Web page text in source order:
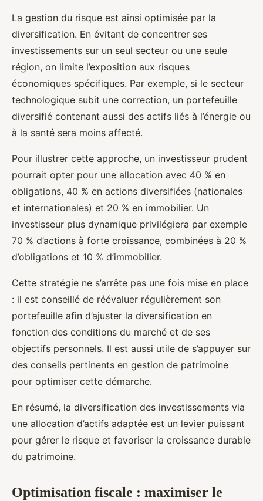
La gestion du risque est ainsi optimisée par la
diversification. En évitant de concentrer ses
investissements sur un seul secteur ou une seule
région, on limite l’exposition aux risques
économiques spécifiques. Par exemple, si le secteur
technologique subit une correction, un portefeuille
diversifié contenant aussi des actifs liés à l’énergie ou
à la santé sera moins affecté.
Pour illustrer cette approche, un investisseur prudent
pourrait opter pour une allocation avec 40 % en
obligations, 40 % en actions diversifiées (nationales
et internationales) et 20 % en immobilier. Un
investisseur plus dynamique privilégiera par exemple
70 % d’actions à forte croissance, combinées à 20 %
d’obligations et 10 % d’immobilier.
Cette stratégie ne s’arrête pas une fois mise en place
: il est conseillé de réévaluer régulièrement son
portefeuille afin d’ajuster la diversification en
fonction des conditions du marché et de ses
objectifs personnels. Il est aussi utile de s’appuyer sur
des conseils pertinents en gestion de patrimoine
pour optimiser cette démarche.
En résumé, la diversification des investissements via
une allocation d’actifs adaptée est un levier puissant
pour gérer le risque et favoriser la croissance durable
du patrimoine.
Optimisation fiscale : maximiser le